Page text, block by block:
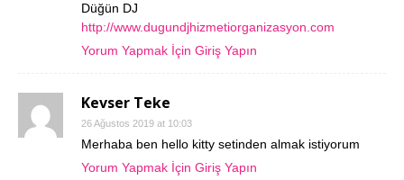
Düğün DJ
http://www.dugundjhizmetiorganizasyon.com
Yorum Yapmak İçin Giriş Yapın
Kevser Teke
26 Ağustos 2019 at 10:03
Merhaba ben hello kitty setinden almak istiyorum
Yorum Yapmak İçin Giriş Yapın